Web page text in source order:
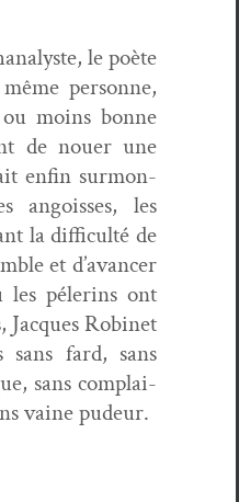
le poète
per­son­ne,
moins bonne
de nouer une
enfin sur­mon­
angoiss­es, les
la dif­fi­culté de
et d’a­vancer
pélerins ont
Jacques Robi­net
fard, sans
sans com­plai­
vaine pudeur.